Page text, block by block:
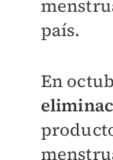
país.
En